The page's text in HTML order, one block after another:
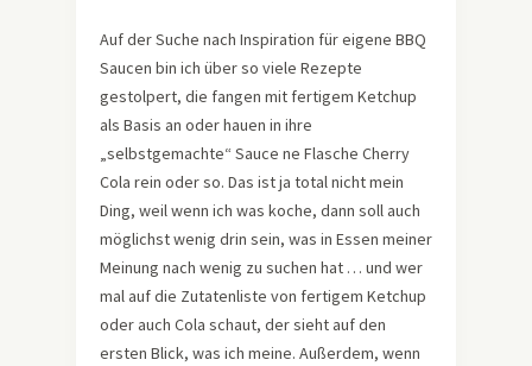
Auf der Suche nach Inspiration für eigene BBQ
Saucen bin ich über so viele Rezepte
gestolpert, die fangen mit fertigem Ketchup
als Basis an oder hauen in ihre
„selbstgemachte“ Sauce ne Flasche Cherry
Cola rein oder so. Das ist ja total nicht mein
Ding, weil wenn ich was koche, dann soll auch
möglichst wenig drin sein, was in Essen meiner
Meinung nach wenig zu suchen hat … und wer
mal auf die Zutatenliste von fertigem Ketchup
oder auch Cola schaut, der sieht auf den
ersten Blick, was ich meine. Außerdem, wenn